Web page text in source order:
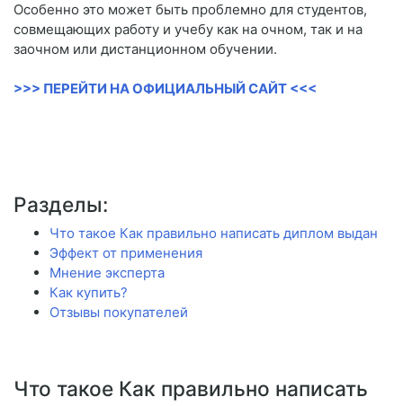
Особенно это может быть проблемно для студентов,
совмещающих работу и учебу как на очном, так и на
заочном или дистанционном обучении.
>>> ПЕРЕЙТИ НА ОФИЦИАЛЬНЫЙ САЙТ <<<
Разделы:
Что такое Как правильно написать диплом выдан
Эффект от применения
Мнение эксперта
Как купить?
Отзывы покупателей
Что такое Как правильно написать